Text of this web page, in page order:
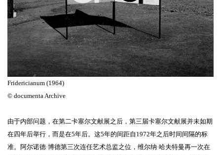
Fridericianum (1964)
© documenta Archive
由于内部问题，在第二卡塞尔文献展之后，第三届卡塞尔文献展并未如期
在四年后举行，而是在5年后。这5年的间距自1972年之后时间间隔的标
准。阿尔诺德·博德第三次连任艺术总监之位，维尔纳·哈夫特曼再一次在